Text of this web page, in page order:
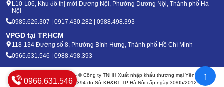
Máy bơm cao áp rửa xe
tới 98,5%. Sử dụng lượng xăng cực ít, không tiêu tốn nhiều phí
hoạt động.
Đây là cơ hội để các chủ kinh doanh tối ưu lợi nhuận trong ngành
dịch vụ này.
XEM THÊM:Máy rửa xe cao áp Lutian 3WZ-300T
L10-L06, Khu đô thị mới Dương Nội, Phường Dương Nội, Thành phố Hà
Nội
0985.626.307 | 0917.430.282 | 0988.498.393
VPGD tại TP.HCM
118-134 Đường số 8, Phường Bình Hưng, Thành phố Hồ Chí Minh
0966.631.546 | 0988.498.393
Bản quyền 2020 - 2026 – © Công ty TNHH Xuất nhập khẩu thương mại Yên Phát
Mã số thuế: 0105904394 do Sở KH&ĐT TP Hà Nội cấp ngày 30/05/2012
0966.631.546 ↑